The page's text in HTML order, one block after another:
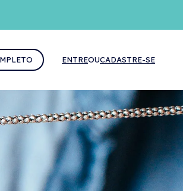
ENTREOUCADASTRE-SE